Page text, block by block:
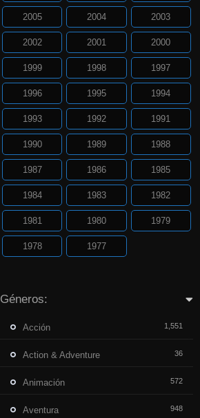
2005 2004 2003
2002 2001 2000
1999 1998 1997
1996 1995 1994
1993 1992 1991
1990 1989 1988
1987 1986 1985
1984 1983 1982
1981 1980 1979
1978 1977
Géneros:
Acción 1,551
Action & Adventure 36
Animación 572
Aventura 948